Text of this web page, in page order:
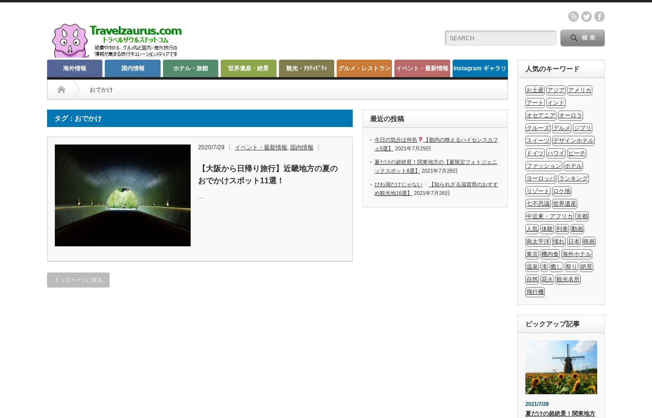
海外情報 国内情報 ホテル・旅館 世界遺産・絶景 観光・ｱｸﾃｨﾋﾞﾃｨ グルメ・レストラン イベント・最新情報 Instagram ギャラリ
おでかけ
タグ：おでかけ
2020/7/29 イベント・最新情報, 国内情報
【大阪から日帰り旅行】近畿地方の夏の
おでかけスポット11選！
…
トップページに戻る
最近の投稿
今日の気分は何色
【都内の映えるハイセンスカフ
ェ5選】
2021年7月29日
夏だけの超絶景！関東地方の【夏限定フォトジェニ
ックスポット8選】
2021年7月28日
びわ湖だけじゃない
【知られざる滋賀県のおすす
め観光地16選】
2021年7月26日
人気のキーワード
お土産 アジア
アメリカ
アート
インド
オセアニア
オーロラ
クルーズ グルメ
ジブリ
スイーツ デザインホテル
ドイツ ハワイ
ビーチ
ファッション ホテル
ヨーロッパ ランキング
リゾート
ロケ地
七不思議 世界遺産
中近東・アフリカ
京都
人気 体験 列車 動画
南太平洋 憧れ 日本 映画
東京 機内食 海外ホテル
温泉 滝 癒し 祭り
絶景
自然 花火
観光名所
飛行機
ピックアップ記事
2021/7/28
夏だけの超絶景！関東地方